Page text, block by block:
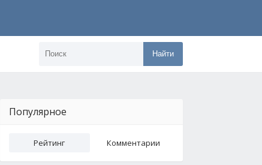
Найти
Популярное
Рейтинг Комментарии